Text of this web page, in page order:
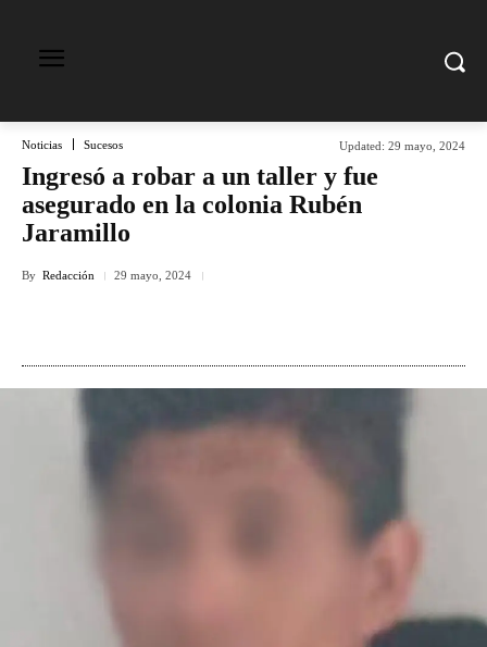
Noticias Sucesos Updated: 29 mayo, 2024
Ingresó a robar a un taller y fue
asegurado en la colonia Rubén
Jaramillo
By Redacción 29 mayo, 2024